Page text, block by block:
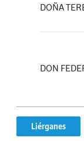
DOÑA
DON
Liérganes